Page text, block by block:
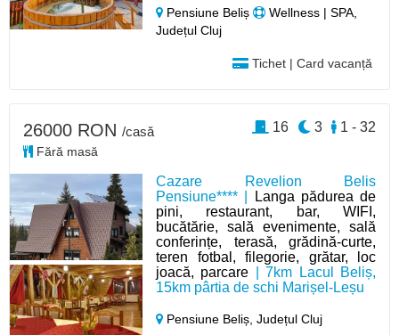
Pensiune Beliș
Wellness | SPA,
Județul Cluj
Tichet | Card vacanță
Cazare Revelion Belis
Pensiune**** |
Langa pădurea de
pini, restaurant, bar, WIFI,
bucătărie, sală evenimente, sală
conferințe, terasă, grădină-curte,
teren fotbal, filegorie, grătar, loc
joacă, parcare | 7km Lacul Beliș,
15km pârtia de schi Marișel-Leșu
Pensiune Beliș,Județul Cluj
26000 RON /casă
Fără masă
1 - 32
3
16